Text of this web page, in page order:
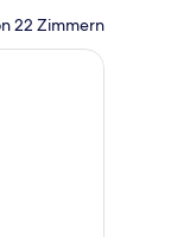
22 Zimmern
Sitzecke mit
mit Blick auf den